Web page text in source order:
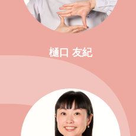
樋口 友紀